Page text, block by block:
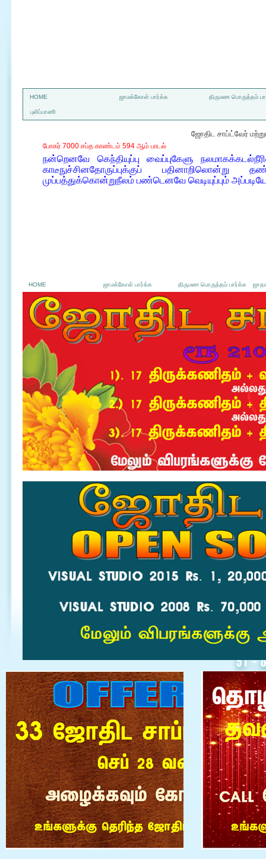
HOME ஜாமக்கோள் பார்க்க திருமண பொருத்தம்
புலிப்பாணி
ஜோதிட சாப்ட்வேர்
போகர் 7000 சப்த காண்டம் 594 ஆம் பாடல்
நன்றெனவே கெந்தியுப்பு வைப்புகேளு
காடீநுச்சினதோருப்புக்குப்
முப்பத்துக்கொன்றுநீலம் பண்டெனவே வெடியுப்பும்
HOME ஜாமக்கோள் பார்க்க திருமண பொருத்தம் பார்க்க